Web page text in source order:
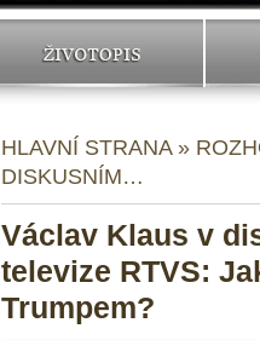
ŽIVOTOPIS
HLAVNÍ STRANA»
DISKUSNÍM…
Václav Klaus v
televize RTVS:
Trumpem?